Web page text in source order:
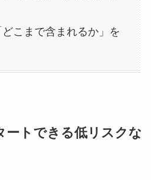
こまで含まれるか」を
ートできる低リスクな